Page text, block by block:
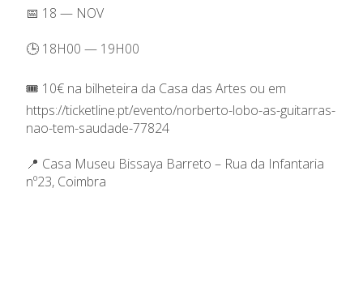
📅 18 — NOV
🕒 18H00 — 19H00
🎟️ 10€ na bilheteira da Casa das Artes ou em
https://ticketline.pt/evento/norberto-lobo-as-guitarras-
nao-tem-saudade-77824
📍 Casa Museu Bissaya Barreto – Rua da Infantaria
nº23, Coimbra